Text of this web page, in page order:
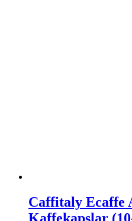
Caffitaly Ecaffe
Kaffekapslar